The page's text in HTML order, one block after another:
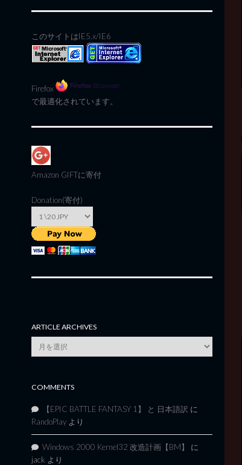
このサイトはIE5.x/IE6
Firefox
で最適化されています。
Amazon GIFTに寄付
Donation(寄付)
ARTICLE ARCHIVES
Article
Archives
COMMENTS
【EPIC BATTLE FANTASY 1】 と 日本語訳 に
RandoPlay より
Windows 2000 Kernel32 改造計画【BM】
に
jack より